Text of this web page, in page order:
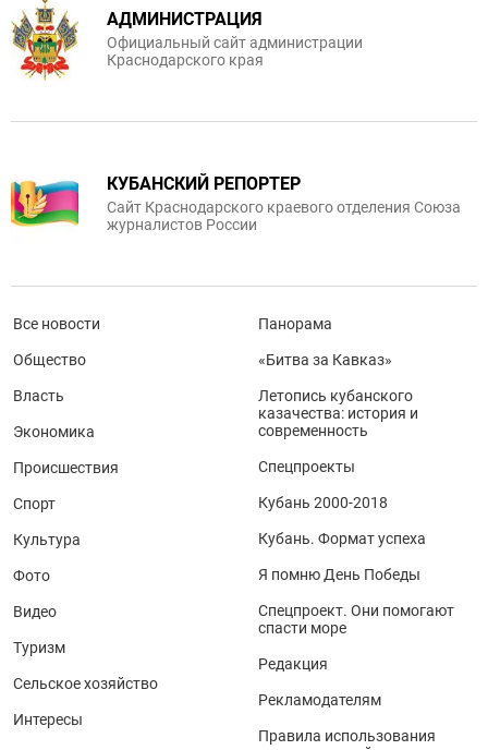
АДМИНИСТРАЦИЯ
Официальный сайт администрации
Краснодарского края
КУБАНСКИЙ РЕПОРТЕР
Сайт Краснодарского краевого отделения Союза
журналистов России
Все новости
Общество
Власть
Экономика
Происшествия
Спорт
Культура
Фото
Видео
Туризм
Сельское хозяйство
Интересы
Панорама
«Битва за Кавказ»
Летопись кубанского
казачества: история и
современность
Спецпроекты
Кубань 2000-2018
Кубань. Формат успеха
Я помню День Победы
Спецпроект. Они помогают
спасти море
Редакция
Рекламодателям
Правила использования